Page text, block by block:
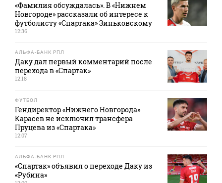
«Фамилия обсуждалась». В «Нижнем
Новгороде» рассказали об интересе к
футболисту «Спартака» Зиньковскому
12:36
АЛЬФА-БАНК РПЛ
Даку дал первый комментарий после
перехода в «Спартак»
12:18
ФУТБОЛ
Гендиректор «Нижнего Новгорода»
Карасев не исключил трансфера
Пруцева из «Спартака»
12:07
АЛЬФА-БАНК РПЛ
«Спартак» объявил о переходе Даку из
«Рубина»